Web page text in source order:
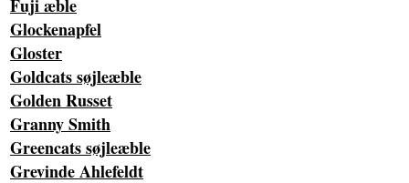
Fuji æble
Glockenapfel
Gloster
Goldcats søjleæble
Golden Russet
Granny Smith
Greencats søjleæble
Grevinde Ahlefeldt